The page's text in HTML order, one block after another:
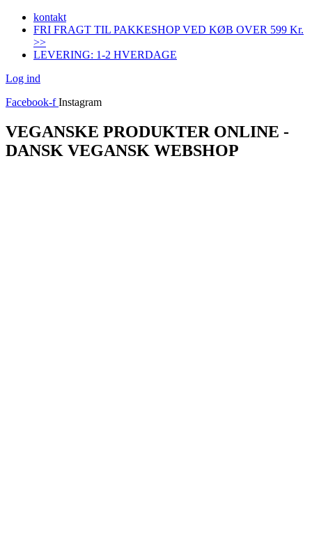
Videre
indhold
kontakt
FRI FRAGT TIL PAKKESHOP VED KØB OVER 599 Kr.
>>
LEVERING: 1-2 HVERDAGE
Log ind
Facebook-f Instagram
VEGANSKE PRODUKTER ONLINE -
DANSK VEGANSK WEBSHOP